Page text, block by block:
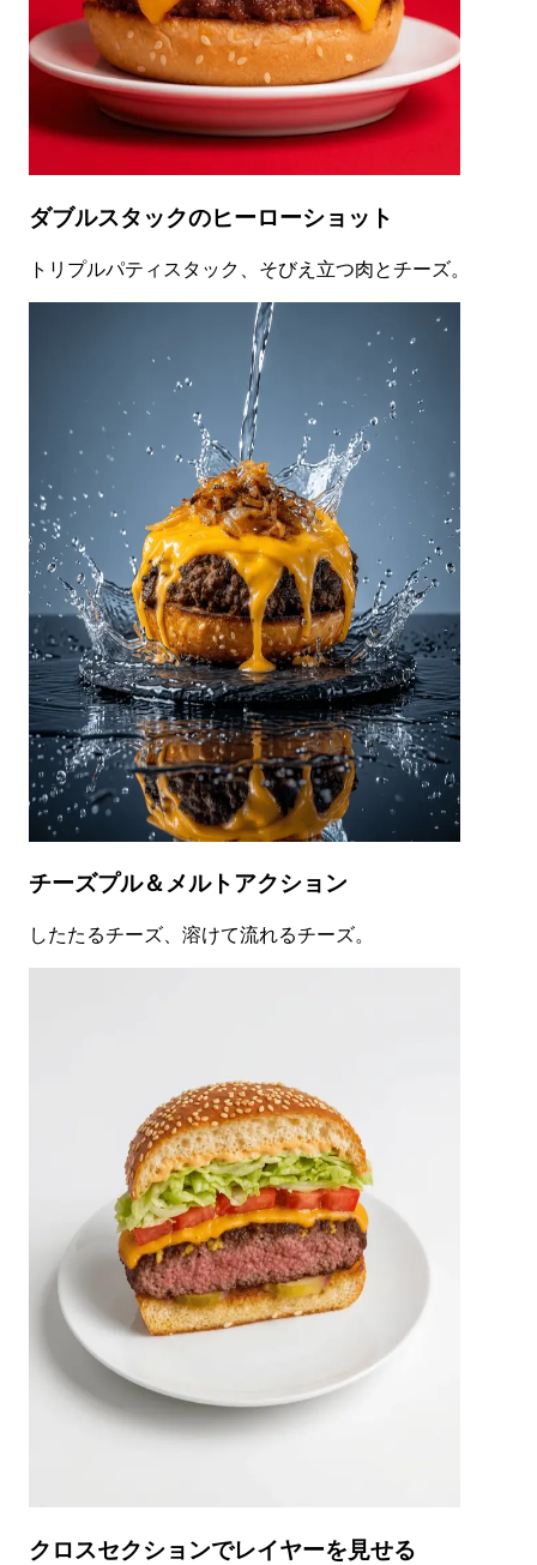
ダブルスタックのヒーローショット
トリプルパティスタック、そびえ立つ肉とチーズ。
チーズプル＆メルトアクション
したたるチーズ、溶けて流れるチーズ。
クロスセクションでレイヤーを見せる